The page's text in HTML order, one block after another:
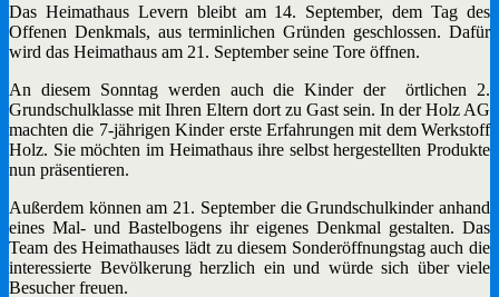
Das Heimathaus Levern bleibt am 14. September, dem Tag des
Offenen Denkmals, aus terminlichen Gründen geschlossen. Dafür
wird das Heimathaus am 21. September seine Tore öffnen.
An diesem Sonntag werden auch die Kinder der örtlichen 2.
Grundschulklasse mit Ihren Eltern dort zu Gast sein. In der Holz AG
machten die 7-jährigen Kinder erste Erfahrungen mit dem Werkstoff
Holz. Sie möchten im Heimathaus ihre selbst hergestellten Produkte
nun präsentieren.
Außerdem können am 21. September die Grundschulkinder anhand
eines Mal- und Bastelbogens ihr eigenes Denkmal gestalten. Das
Team des Heimathauses lädt zu diesem Sonderöffnungstag auch die
interessierte Bevölkerung herzlich ein und würde sich über viele
Besucher freuen.